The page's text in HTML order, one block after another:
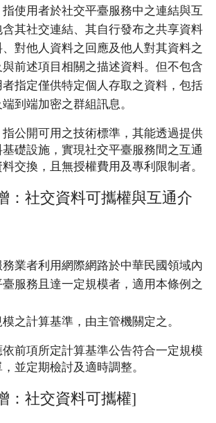
使用者於社交平臺服務中之連結與互
其社交連結、其自行發布之共享資料
對他人資料之回應及他人對其資料之
前述項目相關之描述資料。但不包含
指定僅供特定個人存取之資料，包括
到端加密之群組訊息。
公開可用之技術標準，其能透過提供
礎設施，實現社交平臺服務間之互通
交換，且無授權費用及專利限制者。
：社交資料可攜權與互通介
業者利用網際網路於中華民國領域內
服務且達一定規模者，適用本條例之
之計算基準，由主管機關定之。
前項所定計算基準公告符合一定規模
並定期檢討及適時調整。
：社交資料可攜權]